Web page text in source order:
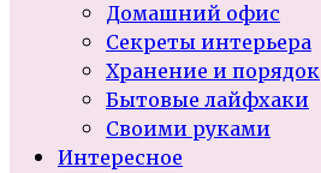
Домашний офис
Секреты интерьера
Хранение и порядок
Бытовые лайфхаки
Своими руками
Интересное